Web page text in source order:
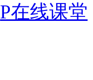
P在线课堂